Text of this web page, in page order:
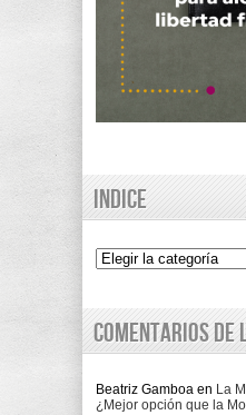
Indice
Indice
Comentarios de
Beatriz Gamboa en La
¿Mejor opción que la